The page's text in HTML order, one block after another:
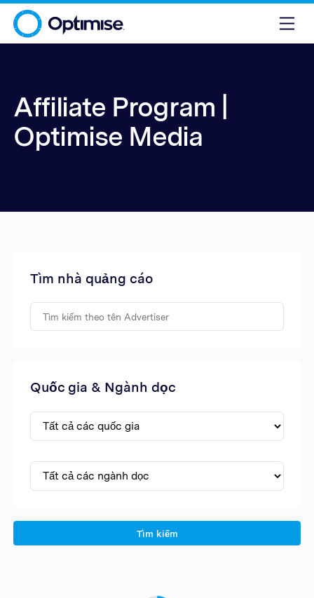
Affiliate Program |
Optimise Media
Tìm nhà quảng cáo
Quốc gia & Ngành dọc
Tìm kiếm